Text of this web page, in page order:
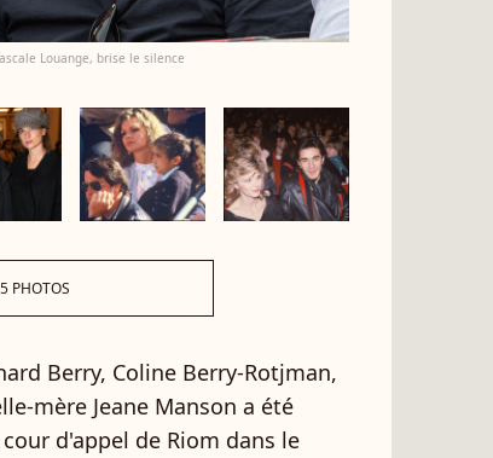
Louange, brise le silence
PHOTOS
Berry, Coline Berry-Rotjman,
mère Jeane Manson a été
d'appel de Riom dans le